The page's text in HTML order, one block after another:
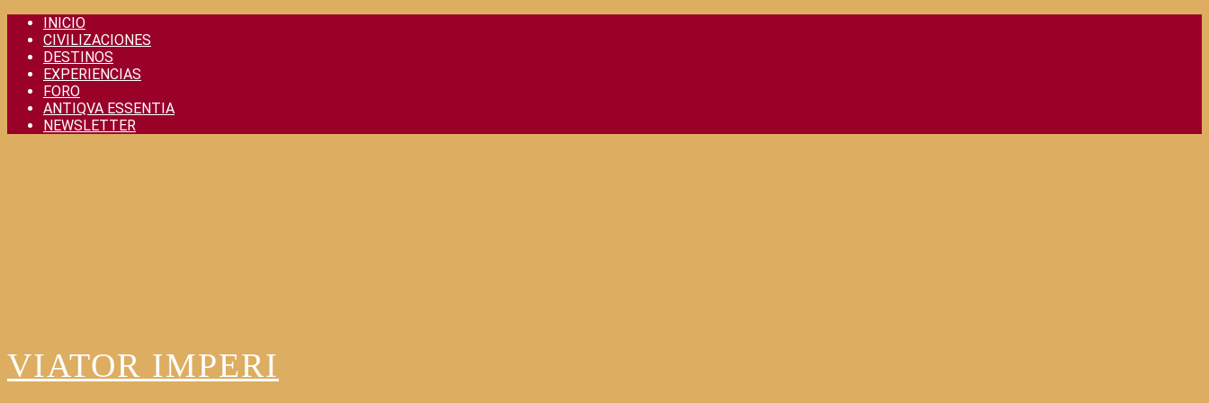
Skip
content
INICIO
CIVILIZACIONES
DESTINOS
EXPERIENCIAS
FORO
ANTIQVA ESSENTIA
NEWSLETTER
VIATOR IMPERI